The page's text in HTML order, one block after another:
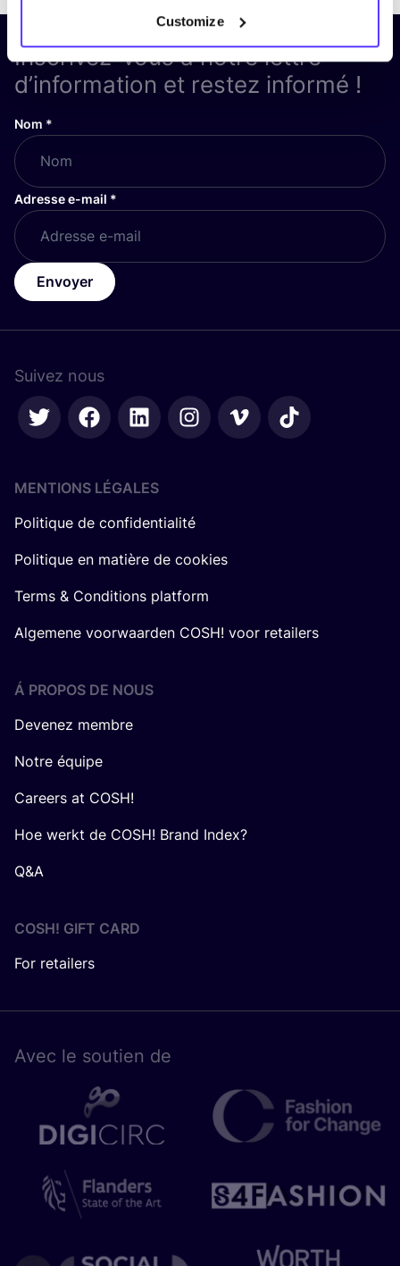
Customize
Inscrivez-vous à notre lettre
d’information et restez informé !
Nom *
Adresse e-mail *
Envoyer
Suivez nous
MENTIONS LÉGALES
Politique de confidentialité
Politique en matière de cookies
Terms & Conditions platform
Algemene voorwaarden COSH! voor retailers
Á PROPOS DE NOUS
Devenez membre
Notre équipe
Careers at COSH!
Hoe werkt de COSH! Brand Index?
Q&A
COSH! GIFT CARD
For retailers
Avec le sou­tien de